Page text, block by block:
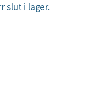
slut i lager.